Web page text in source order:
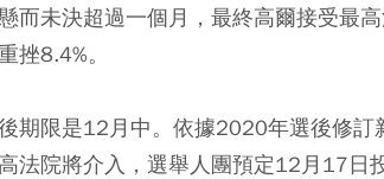
而未決超過一個月，最終高爾接受最
挫8.4%。
期限是12月中。依據2020年選後修
法院將介入，選舉人團預定12月17日